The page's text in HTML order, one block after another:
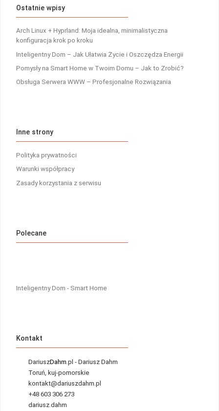
Ostatnie wpisy
Arch Linux + Hyprland: Moja idealna, minimalistyczna
konfiguracja krok po kroku
Inteligentny Dom – Jak Ułatwia Życie i Oszczędza Energii
Pomysły na Smart Home w Twoim Domu – Jak to Zrobić?
Obsługa Serwera WWW – Profesjonalne Rozwiązania
Inne strony
Polityka prywatności
Warunki współpracy
Zasady korzystania z serwisu
Polecane
Inteligentny Dom - Smart Home
Kontakt
DariuszDahm.pl - Dariusz Dahm
Toruń, kuj-pomorskie
kontakt@dariuszdahm.pl
+48 603 306 273
dariusz.dahm